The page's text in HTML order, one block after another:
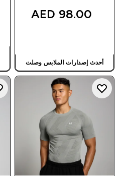
98.00 AED‎
أحدث إصدارات الملابس وصلت